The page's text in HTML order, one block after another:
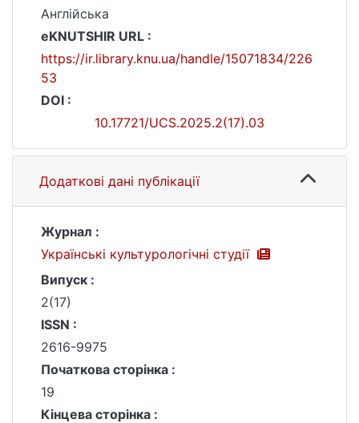
Англійська
eKNUTSHIR URL :
https://ir.library.knu.ua/handle/15071834/226
53
DOI :
10.17721/UCS.2025.2(17).03
Додаткові дані публікації
Журнал :
Українські культурологічні студії
Випуск :
2(17)
ISSN :
2616-9975
Початкова сторінка :
19
Кінцева сторінка :